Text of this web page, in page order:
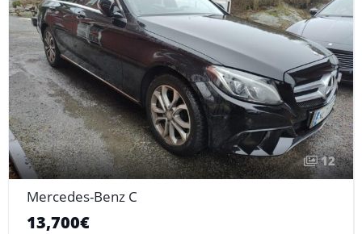
12
Mercedes-Benz C
13,700€